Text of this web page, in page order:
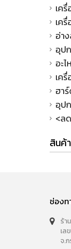
เค
เค
อ่า
อุป
อะ
เค
ฮา
อุป
<ล
สินค้
ช่อง
ร้า
เล
จ.